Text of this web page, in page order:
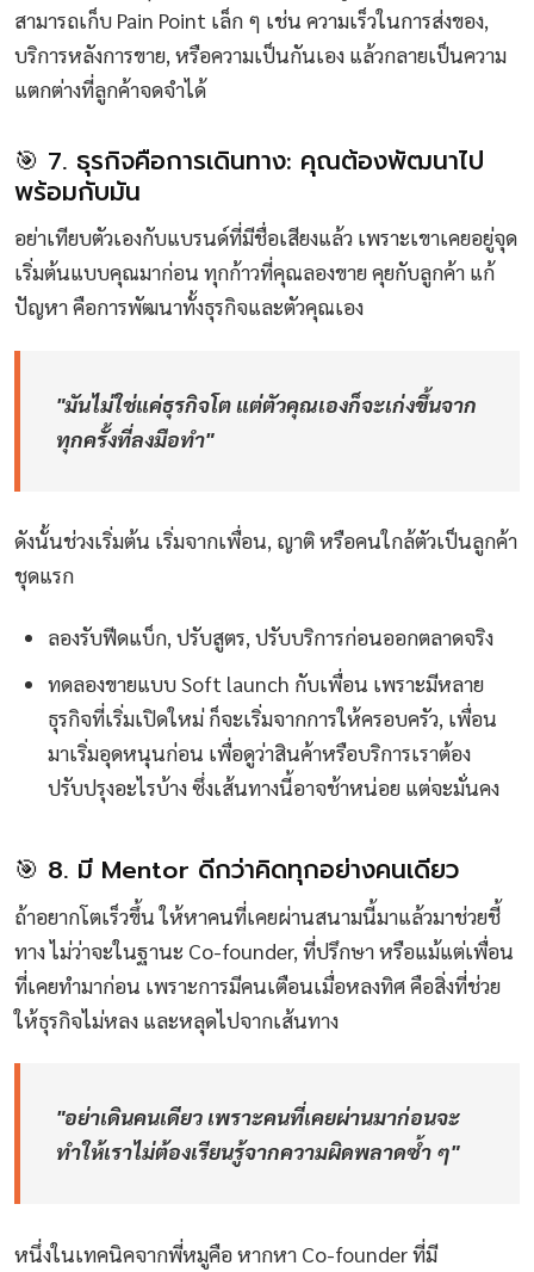
สามารถเก็บ Pain Point เล็ก ๆ เช่น ความเร็วในการส่งของ,
บริการหลังการขาย, หรือความเป็นกันเอง แล้วกลายเป็นความ
แตกต่างที่ลูกค้าจดจำได้
🎯 7. ธุรกิจคือการเดินทาง: คุณต้องพัฒนาไป
พร้อมกับมัน
อย่าเทียบตัวเองกับแบรนด์ที่มีชื่อเสียงแล้ว เพราะเขาเคยอยู่จุด
เริ่มต้นแบบคุณมาก่อน ทุกก้าวที่คุณลองขาย คุยกับลูกค้า แก้
ปัญหา คือการพัฒนาทั้งธุรกิจและตัวคุณเอง
"มันไม่ใช่แค่ธุรกิจโต แต่ตัวคุณเองก็จะเก่งขึ้นจาก
ทุกครั้งที่ลงมือทำ"
ดังนั้นช่วงเริ่มต้น เริ่มจากเพื่อน, ญาติ หรือคนใกล้ตัวเป็นลูกค้า
ชุดแรก
ลองรับฟีดแบ็ก, ปรับสูตร, ปรับบริการก่อนออกตลาดจริง
ทดลองขายแบบ Soft launch กับเพื่อน เพราะมีหลาย
ธุรกิจที่เริ่มเปิดใหม่ ก็จะเริ่มจากการให้ครอบครัว, เพื่อน
มาเริ่มอุดหนุนก่อน เพื่อดูว่าสินค้าหรือบริการเราต้อง
ปรับปรุงอะไรบ้าง ซึ่งเส้นทางนี้อาจช้าหน่อย แต่จะมั่นคง
🎯 8. มี Mentor ดีกว่าคิดทุกอย่างคนเดียว
ถ้าอยากโตเร็วขึ้น ให้หาคนที่เคยผ่านสนามนี้มาแล้วมาช่วยชี้
ทาง ไม่ว่าจะในฐานะ Co-founder, ที่ปรึกษา หรือแม้แต่เพื่อน
ที่เคยทำมาก่อน เพราะการมีคนเตือนเมื่อหลงทิศ คือสิ่งที่ช่วย
ให้ธุรกิจไม่หลง และหลุดไปจากเส้นทาง
"อย่าเดินคนเดียว เพราะคนที่เคยผ่านมาก่อนจะ
ทำให้เราไม่ต้องเรียนรู้จากความผิดพลาดซ้ำ ๆ"
หนึ่งในเทคนิคจากพี่หมูคือ หากหา Co-founder ที่มี